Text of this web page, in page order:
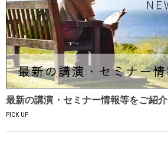
最新の講演・セミナー情報等をご紹介
PICK UP